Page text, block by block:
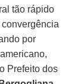
tão rápido
por
Prefeito dos